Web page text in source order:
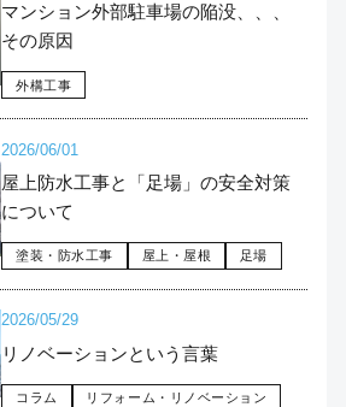
マンション外部駐車場の陥没、、、
その原因
外構工事
2026/06/01
屋上防水工事と「足場」の安全対策
について
塗装・防水工事 屋上・屋根 足場
2026/05/29
リノベーションという言葉
コラム リフォーム・リノベーション